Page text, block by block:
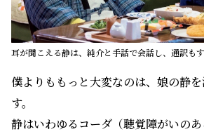
耳が聞こえる静は、純介と手話で会話し、通訳もす
僕よりももっと大変なのは、娘の静
す。
静はいわゆるコーダ（聴覚障がいの